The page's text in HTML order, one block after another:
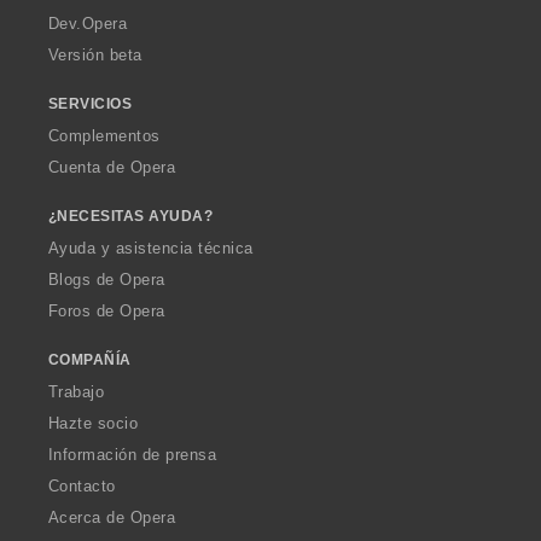
a
Dev.Opera
Versión beta
SERVICIOS
Complementos
Cuenta de Opera
¿NECESITAS AYUDA?
Ayuda y asistencia técnica
Blogs de Opera
Foros de Opera
COMPAÑÍA
Trabajo
Hazte socio
Información de prensa
Contacto
Acerca de Opera